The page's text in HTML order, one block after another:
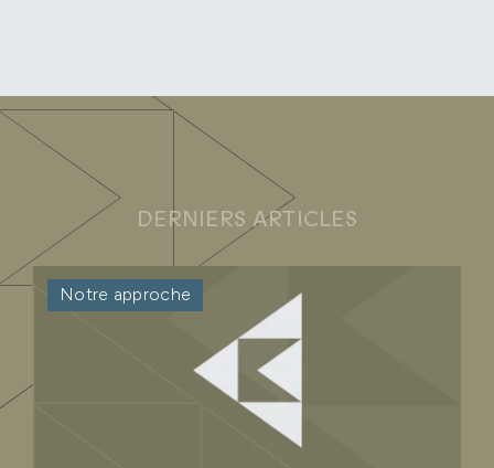
DERNIERS ARTICLES
Notre approche